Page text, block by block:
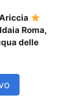
Roma,
delle